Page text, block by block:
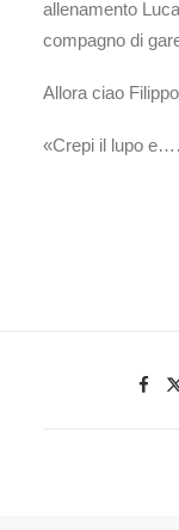
allenamento
compagno di
Allora ciao
«Crepi il lupo